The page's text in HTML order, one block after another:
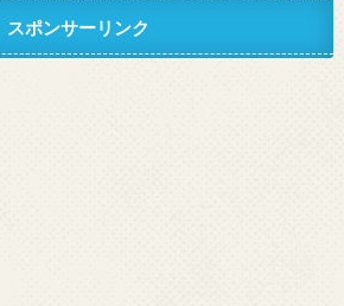
スポンサーリンク